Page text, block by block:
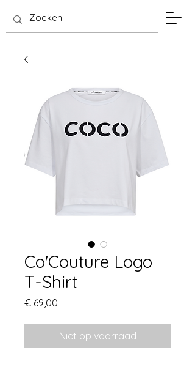
SIS Hasselt
Co'Couture Logo
T-Shirt
€ 69,00
Niet op voorraad